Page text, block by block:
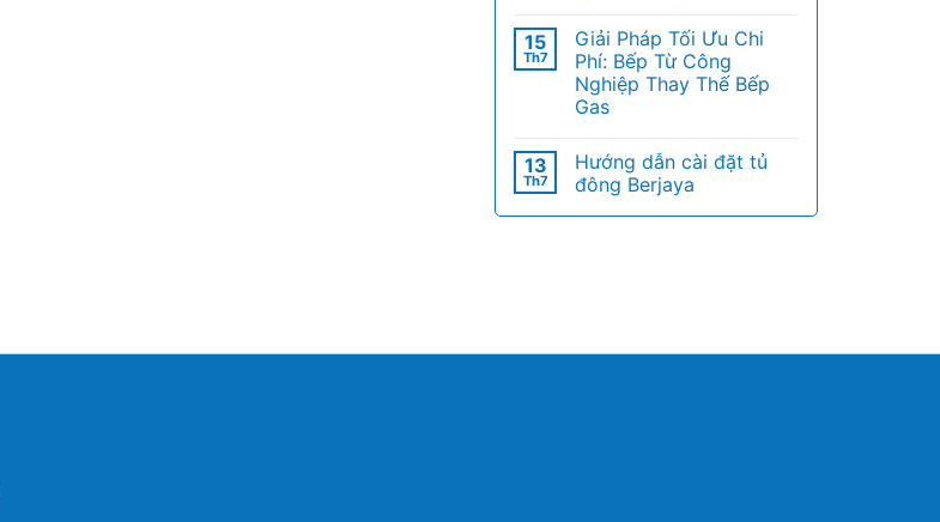
15
Th7
Giải Pháp Tối Ưu Chi
Phí: Bếp Từ Công
Nghiệp Thay Thế Bếp
Gas
13
Th7
Hướng dẫn cài đặt tủ
đông Berjaya